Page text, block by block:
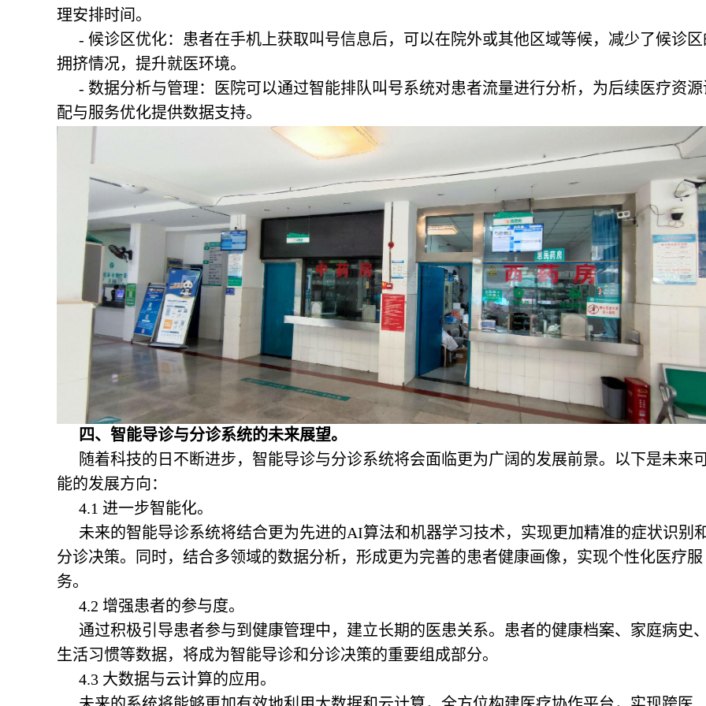
理安排时间。
- 候诊区优化：患者在手机上获取叫号信息后，可以在院外或其他区域等候，减少了候诊区
拥挤情况，提升就医环境。
- 数据分析与管理：医院可以通过智能排队叫号系统对患者流量进行分析，为后续医疗资源
配与服务优化提供数据支持。
四、智能导诊与分诊系统的未来展望。
随着科技的日不断进步，智能导诊与分诊系统将会面临更为广阔的发展前景。以下是未来
能的发展方向：
4.1 进一步智能化。
未来的智能导诊系统将结合更为先进的AI算法和机器学习技术，实现更加精准的症状识别
分诊决策。同时，结合多领域的数据分析，形成更为完善的患者健康画像，实现个性化医疗服
务。
4.2 增强患者的参与度。
通过积极引导患者参与到健康管理中，建立长期的医患关系。患者的健康档案、家庭病史
生活习惯等数据，将成为智能导诊和分诊决策的重要组成部分。
4.3 大数据与云计算的应用。